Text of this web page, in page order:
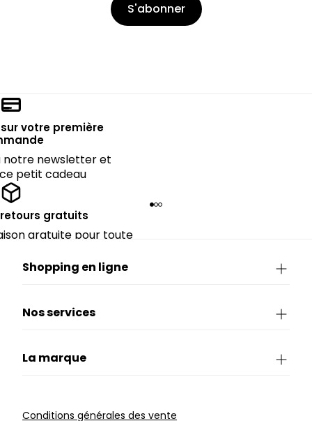
S'abonner
votre première
notre newsletter et
petit cadeau
gratuits
gratuite pour toute
Shopping en ligne
Nos services
La marque
Conditions générales des vente